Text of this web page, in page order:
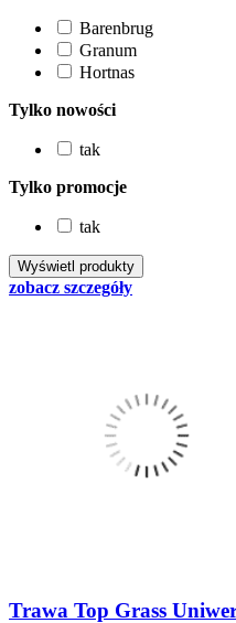
Barenbrug
Granum
Hortnas
Tylko nowości
tak
Tylko promocje
tak
zobacz szczegóły
Trawa Top Grass